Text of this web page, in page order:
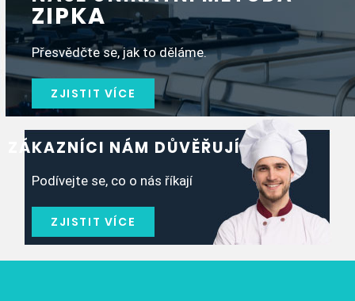
ZIPKA
Přesvědčte se, jak to děláme.
ZJISTIT VÍCE
ZÁKAZNÍCI NÁM DŮVĚŘUJÍ
Podívejte se, co o nás říkají
ZJISTIT VÍCE